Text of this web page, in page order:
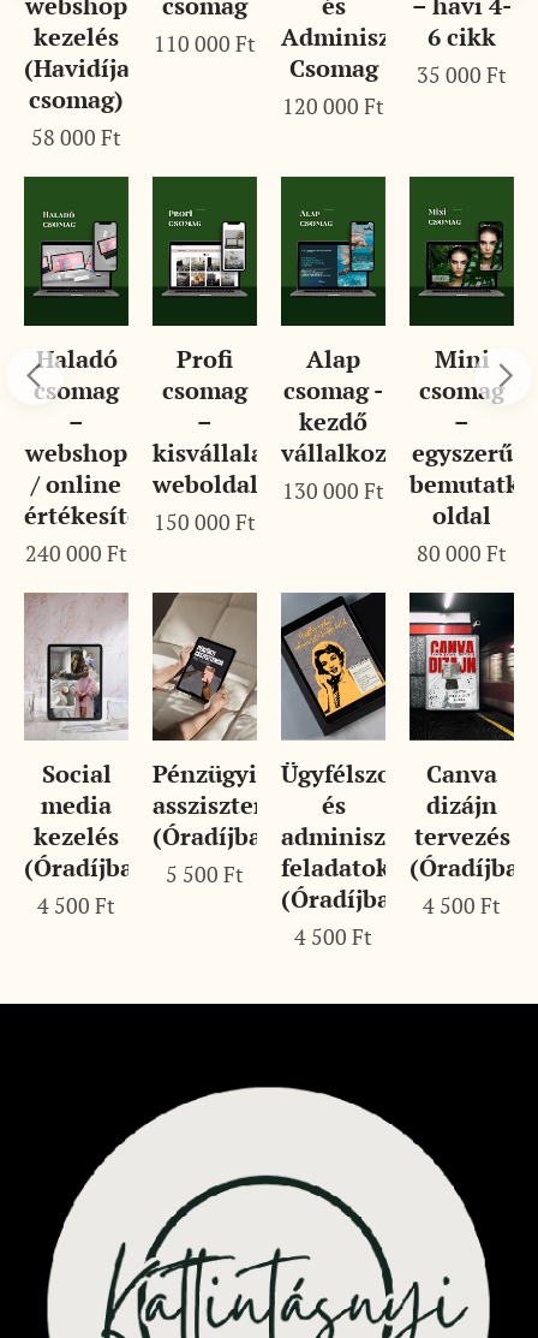
kezelés
(Havidíjas
csomag)
58 000 Ft
110 000 Ft
Adminisztratív
Csomag
120 000 Ft
6 cikk
35 000 Ft
Haladó
csomag
–
webshop
/ online
értékesítés
240 000 Ft
Profi
csomag
–
kisvállalati
weboldal
150 000 Ft
Alap
csomag -
kezdő
vállalkozásoknak
130 000 Ft
Mini
csomag
–
egyszerű
oldal
80 000 Ft
Social
media
kezelés
(Óradíjban)
4 500 Ft
Pénzügyi
asszisztencia
(Óradíjban)
5 500 Ft
Ügyfélszolgálati
és
adminisztratív
feladatok
(Óradíjban)
4 500 Ft
Canva
dizájn
tervezés
4 500 Ft